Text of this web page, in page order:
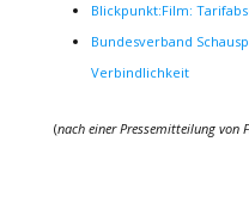
Blickpunkt:Film:
Bundesverband
Verbindlichkeit
(nach einer Pressemitteilung von